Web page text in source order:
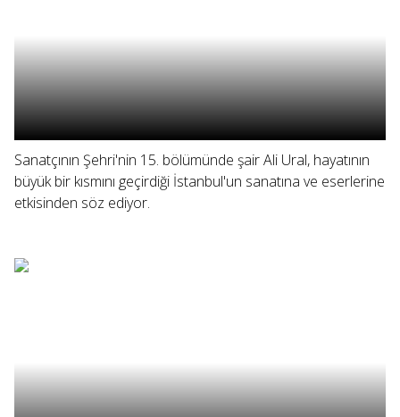
Sanatçının Şehri'nin 15. bölümünde şair Ali Ural, hayatının
büyük bir kısmını geçirdiği İstanbul'un sanatına ve eserlerine
etkisinden söz ediyor.